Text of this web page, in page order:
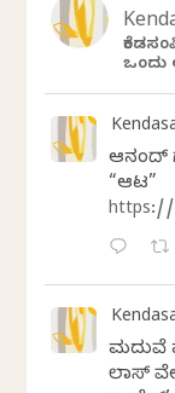
ಆನಂದ್‌
“ಆಟ”
https://
ಮದುವೆ
ಲಾಸ್‌